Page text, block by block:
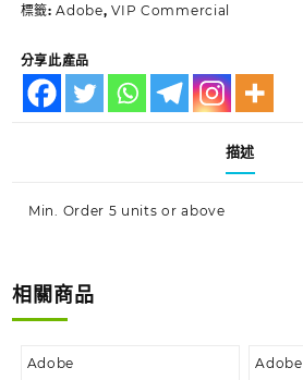
標籤:Adobe,VIP Commercial
分享此產品
描述
Min. Order 5 units or above
相關商品
Adobe Adobe